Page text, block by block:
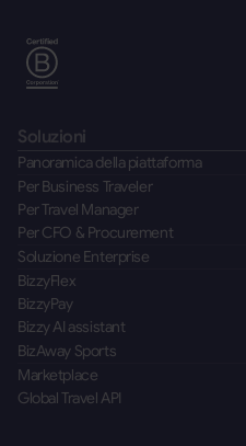
Soluzioni
Panoramica della piattaforma
Per Business Traveler
Per Travel Manager
Per CFO & Procurement
Soluzione Enterprise
BizzyFlex
BizzyPay
Bizzy AI assistant
BizAway Sports
Marketplace
Global Travel API